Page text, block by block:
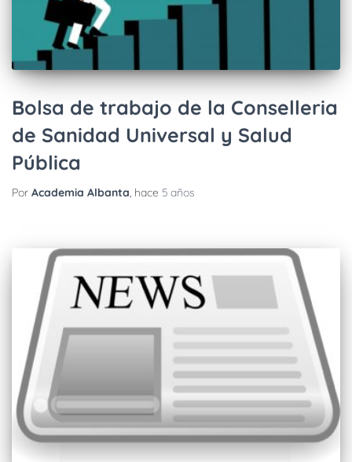
Bolsa de trabajo de la Conselleria
de Sanidad Universal y Salud
Pública
Por Academia Albanta, hace 5 años